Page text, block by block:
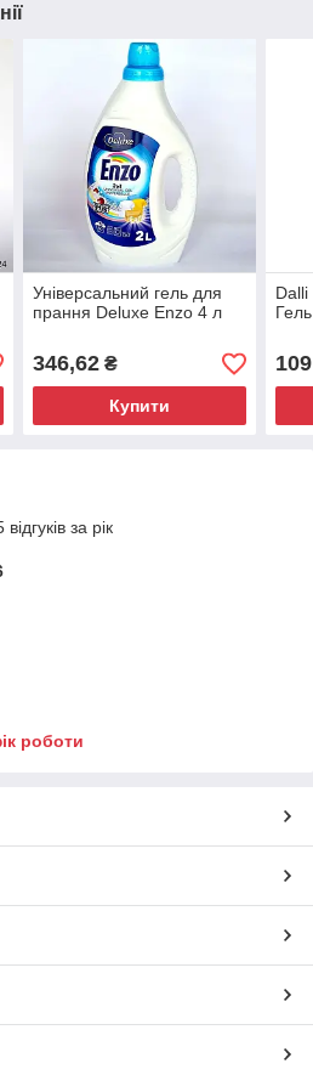
Універсальний гель для
прання Deluxe Enzo 4 л
346,62₴
Купити
за рік
роботи